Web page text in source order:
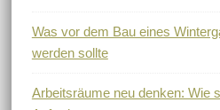
Was vor dem Bau eines
werden sollte
Arbeitsräume neu denken: Wie